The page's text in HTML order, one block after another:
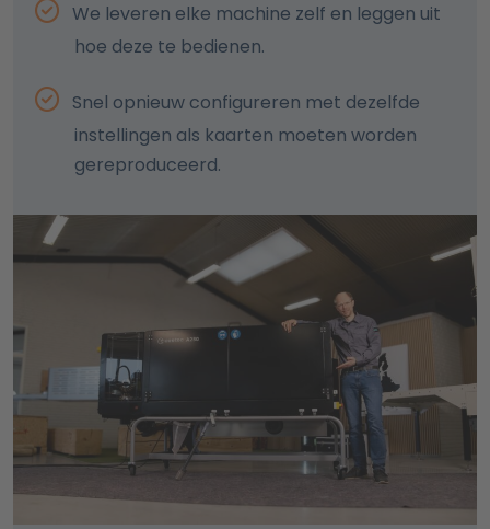
We leveren elke machine zelf en leggen uit
hoe deze te bedienen.
Snel opnieuw configureren met dezelfde
instellingen als kaarten moeten worden
gereproduceerd.